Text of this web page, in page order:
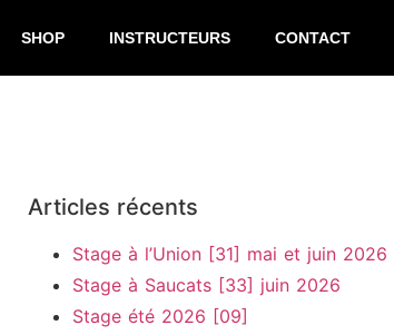
SHOP INSTRUCTEURS CONTACT
Articles récents
Stage à l’Union [31] mai et juin 2026
Stage à Saucats [33] juin 2026
Stage été 2026 [09]